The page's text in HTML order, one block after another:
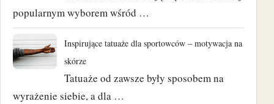
popularnym wyborem wśród …
Inspirujące tatuaże dla sportowców – motywacja na
skórze
Tatuaże od zawsze były sposobem na
wyrażenie siebie, a dla …